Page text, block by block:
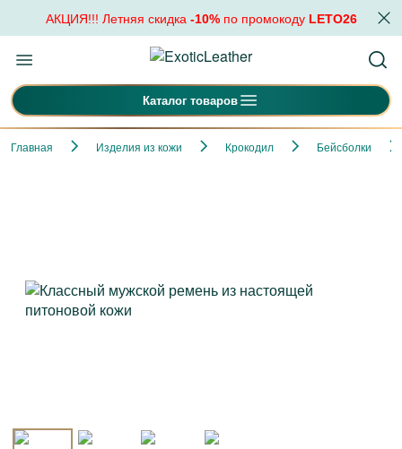
АКЦИЯ!!! Летняя скидка -10%по промокоду LETO26
Каталог товаров
Главная Изделия из кожи Крокодил Бейсболки